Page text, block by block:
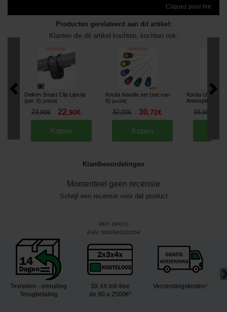
Cliquez pour lire
Producten gerelateerd aan dit artikel:
Klanten die dit artikel kochten, kochten ook:
Delkim Smart Clip Lijnclip
(per 3)
203538]
23,90€ 22,90€
Kopen
Korda Needle set (set van
6)
[esc006]
32,00€ 30,72€
Kopen
Korda Ulcer
Antisepticum
16,90
Klantbeoordelingen
Momenteel geen recensie
Schrijf een recensie voor dat product
REF: DP070
EAN: 5060983320354
Tevreden - omruiling
Terugbetaling
3X 4X toll-free
de 90 a 2500€²
Verzendingskosten¹